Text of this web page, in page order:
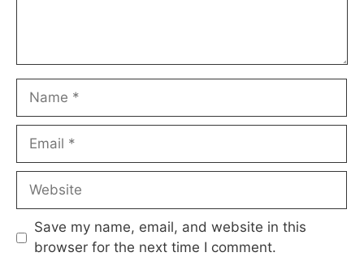
Name
Email
Website
Save my name, email, and website in this
browser for the next time I comment.